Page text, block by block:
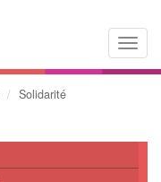
Solidarité